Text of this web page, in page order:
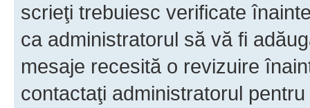
scrieţi trebuiesc verificate
ca administratorul să vă fi
mesaje recesită o revizuire
contactaţi administratorul